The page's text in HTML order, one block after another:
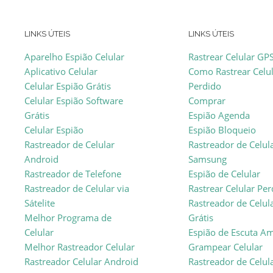
LINKS ÚTEIS
Aparelho Espião Celular
Aplicativo Celular
Celular Espião Grátis
Celular Espião Software
Grátis
Celular Espião
Rastreador de Celular
Android
Rastreador de Telefone
Rastreador de Celular via
Sátelite
Melhor Programa de
Celular
Melhor Rastreador Celular
Rastreador Celular Android
LINKS ÚTEIS
Rastrear Celular
Como Rastrear
Perdido
Comprar
Espião Agenda
Espião Bloqueio
Rastreador de
Samsung
Espião de Celular
Rastrear Celular
Rastreador de
Grátis
Espião de Escuta
Grampear Celular
Rastreador de